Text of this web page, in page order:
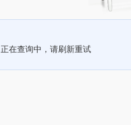
正在查询中，请刷新重试